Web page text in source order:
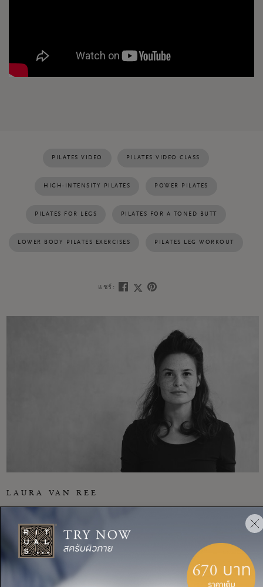
PILATES VIDEO PILATES VIDEO CLASS
HIGH-INTENSITY PILATES POWER PILATES
PILATES FOR LEGS PILATES FOR A TONED BUTT
LOWER BODY PILATES EXERCISES PILATES LEG WORKOUT
แชร์:
LAURA VAN REE
After following a Hatha teaching course in India, philosopher,
model and yoga teacher Laura van Ree continues to grow within
the realms of Yin and Vinyasa yoga. Recently she moved to Ibiza
where she translates her view on life and way of living into yoga
lessons. In her eyes, yoga is a positive outlet that adds